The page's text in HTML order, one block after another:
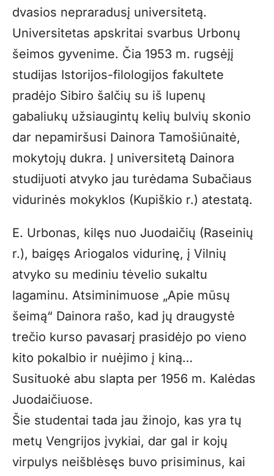
dvasios nepraradusį universitetą.
Universitetas apskritai svarbus Urbonų
šeimos gyvenime. Čia 1953 m. rugsėjį
studijas Istorijos-filologijos fakultete
pradėjo Sibiro šalčių su iš lupenų
gabaliukų užsiaugintų kelių bulvių skonio
dar nepamiršusi Dainora Tamošiūnaitė,
mokytojų dukra. Į universitetą Dainora
studijuoti atvyko jau turėdama Subačiaus
vidurinės mokyklos (Kupiškio r.) atestatą.
E. Urbonas, kilęs nuo Juodaičių (Raseinių
r.), baigęs Ariogalos vidurinę, į Vilnių
atvyko su mediniu tėvelio sukaltu
lagaminu. Atsiminimuose „Apie mūsų
šeimą“ Dainora rašo, kad jų draugystė
trečio kurso pavasarį prasidėjo po vieno
kito pokalbio ir nuėjimo į kiną…
Susituokė abu slapta per 1956 m. Kalėdas
Juodaičiuose.
Šie studentai tada jau žinojo, kas yra tų
metų Vengrijos įvykiai, dar gal ir kojų
virpulys neišblėsęs buvo prisiminus, kai